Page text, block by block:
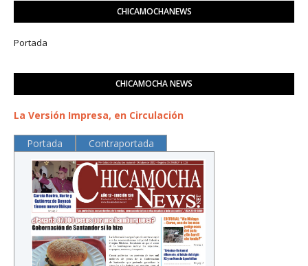
CHICAMOCHANEWS
Portada
CHICAMOCHA NEWS
La Versión Impresa, en Circulación
Portada Contraportada